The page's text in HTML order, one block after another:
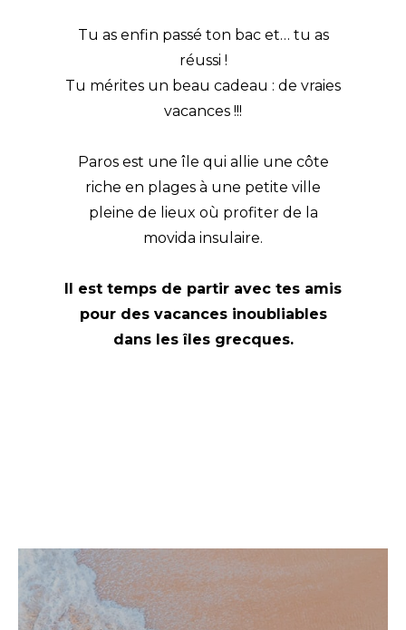
Tu as enfin passé ton bac et… tu as
réussi !
Tu mérites un beau cadeau : de vraies
vacances !!!
Paros est une île qui allie une côte
riche en plages à une petite ville
pleine de lieux où profiter de la
movida insulaire.
Il est temps de partir avec tes amis
pour des vacances inoubliables
dans les îles grecques.